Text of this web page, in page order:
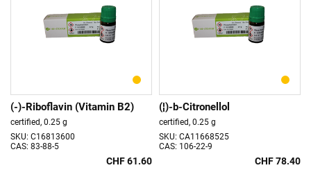
(-)-Riboflavin (Vitamin B2)
certified, 0.25 g
SKU: C16813600
CAS: 83-88-5
CHF 61.60
(¦)-b-Citronellol
certified, 0.25 g
SKU: CA11668525
CAS: 106-22-9
CHF 78.40